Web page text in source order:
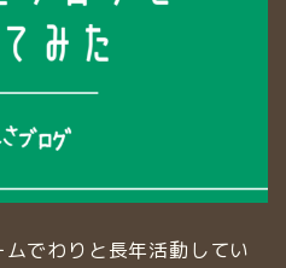
でわりと長年活動してい